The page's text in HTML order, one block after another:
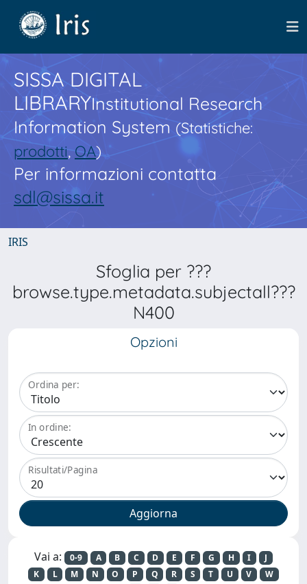
SISSA DIGITAL
LIBRARYInstitutional Research
Information System(Statistiche:
prodotti,OA)
Per informazioni contatta
sdl@sissa.it
IRIS
Sfoglia per ???
browse.type.metadata.subjectall???
N400
Opzioni
Ordina per:
In ordine:
Risultati/Pagina
Vai a: 0-9 A B C D E F G H I
J
K
L M N O P Q R S T U V
W